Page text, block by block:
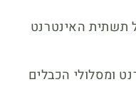
תשתית האינטרנט
ומסלולי הכבלים